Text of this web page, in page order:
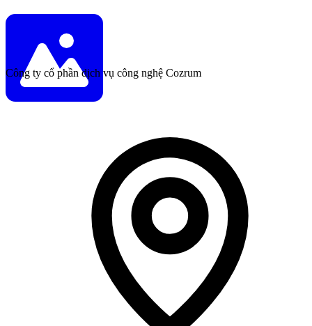
Công ty cổ phần dịch vụ công nghệ Cozrum